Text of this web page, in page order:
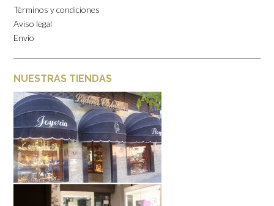
Términos y condiciones
Aviso legal
Envío
NUESTRAS TIENDAS